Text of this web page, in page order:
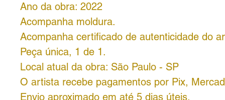
Ano da obra: 2022
Acompanha moldura.
Acompanha certificado de autenticidade do
Peça única, 1 de 1.
Local atual da obra: São Paulo - SP
O artista recebe pagamentos por Pix,
Envio aproximado em até 5 dias úteis.